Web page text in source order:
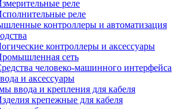
реле
реле
контроллеры и автоматизация
контроллеры и аксессуары
сеть
человеко-машинного интерфейса
и аксессуары
ввода и крепления для кабеля
крепежные для кабеля